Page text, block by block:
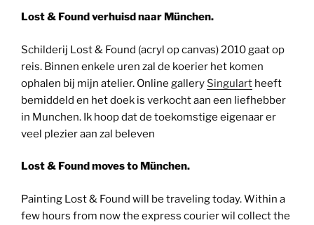
Lost & Found verhuisd naar München.
Schilderij Lost & Found (acryl op canvas) 2010 gaat op
reis. Binnen enkele uren zal de koerier het komen
ophalen bij mijn atelier. Online gallery Singulart heeft
bemiddeld en het doek is verkocht aan een liefhebber
in Munchen. Ik hoop dat de toekomstige eigenaar er
veel plezier aan zal beleven
Lost & Found moves to München.
Painting Lost & Found will be traveling today. Within a
few hours from now the express courier wil collect the